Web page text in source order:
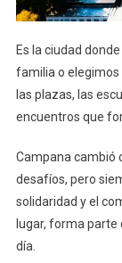
Es la ciudad
familia o elegimos
las plazas, las
encuentros que
Campana cambió
desafíos, pero
solidaridad y el
lugar, forma parte
día.